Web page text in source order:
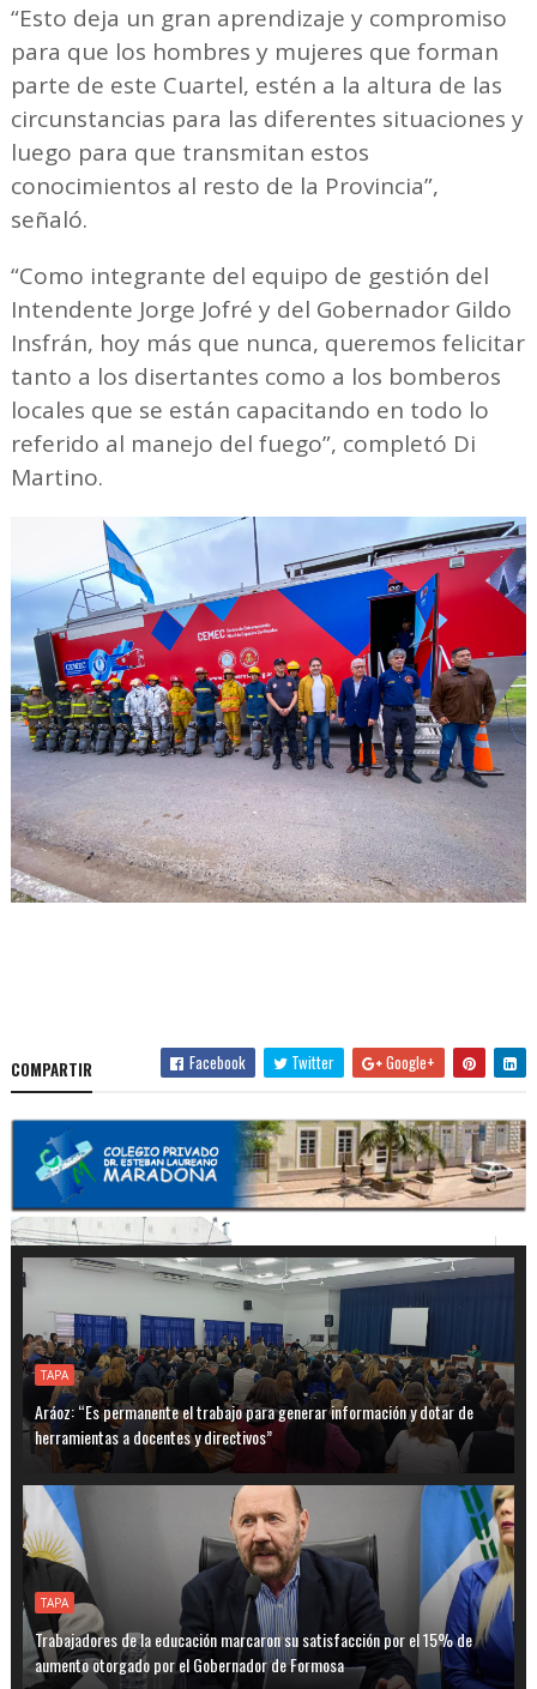
“Esto deja un gran aprendizaje y compromiso
para que los hombres y mujeres que forman
parte de este Cuartel, estén a la altura de las
circunstancias para las diferentes situaciones y
luego para que transmitan estos
conocimientos al resto de la Provincia”,
señaló.
“Como integrante del equipo de gestión del
Intendente Jorge Jofré y del Gobernador Gildo
Insfrán, hoy más que nunca, queremos felicitar
tanto a los disertantes como a los bomberos
locales que se están capacitando en todo lo
referido al manejo del fuego”, completó Di
Martino.
COMPARTIR Facebook Twitter Google+
TAPA
Aráoz: “Es permanente el trabajo para generar información y dotar de
herramientas a docentes y directivos”
TAPA
Trabajadores de la educación marcaron su satisfacción por el 15% de
aumento otorgado por el Gobernador de Formosa